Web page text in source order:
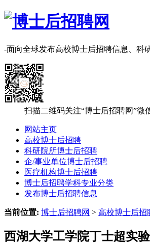
-面向全球发布高校博士后招聘信息、科
扫描二维码关注“博士后招聘网”微
网站主页
高校博士后招聘
科研院所博士后招聘
企/事业单位博士后招聘
医疗机构博士后招聘
博士后招聘学科专业分类
发布博士后招聘信息
当前位置: 博士后招聘网 > 高校博士后招
西湖大学工学院丁士超实